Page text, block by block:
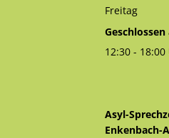
Freitag
Geschlossen
12:30 - 18:00
Asyl-
Enkenbach-